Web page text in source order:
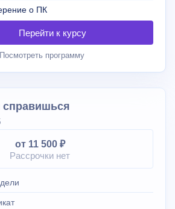
о ПК
Посмотреть программу
от 11 500 ₽
Рассрочки нет